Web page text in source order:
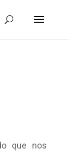
que nos